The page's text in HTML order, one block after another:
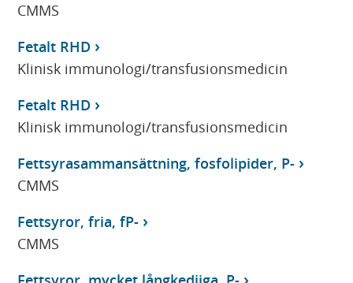
CMMS
Fetalt RHD
Klinisk immunologi/transfusionsmedicin
Fetalt RHD
Klinisk immunologi/transfusionsmedicin
Fettsyrasammansättning, fosfolipider, P-
CMMS
Fettsyror, fria, fP-
CMMS